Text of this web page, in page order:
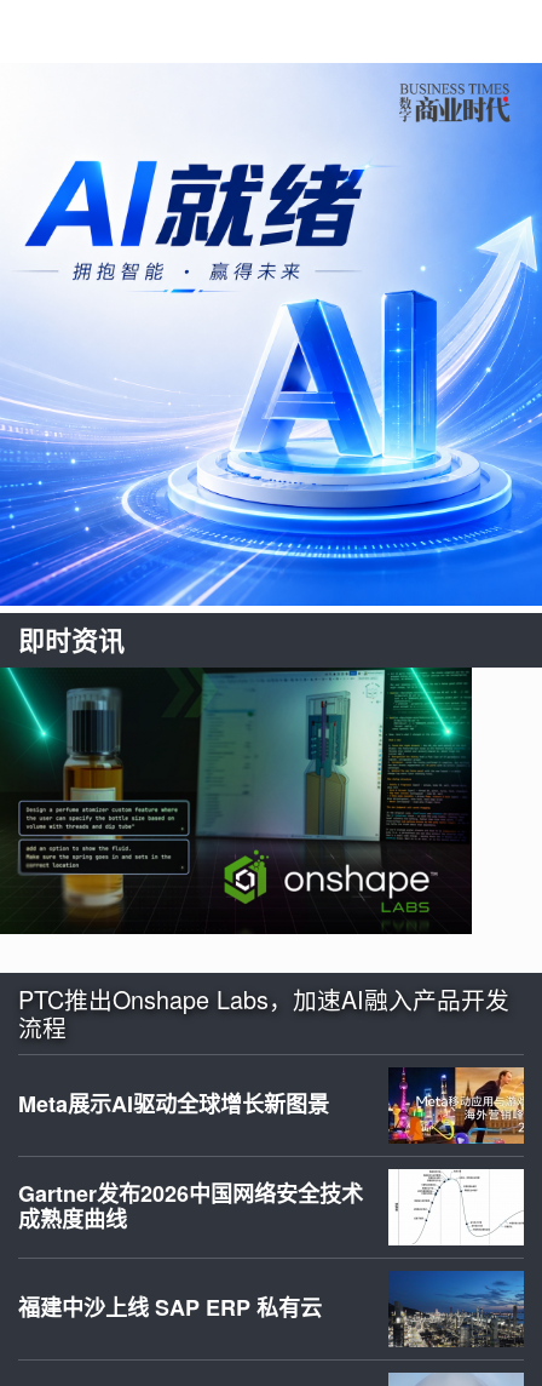
即时资讯
PTC推出Onshape Labs，加速AI融入产品开发
流程
Meta展示AI驱动全球增长新图景
Gartner发布2026中国网络安全技术
成熟度曲线
福建中沙上线 SAP ERP 私有云